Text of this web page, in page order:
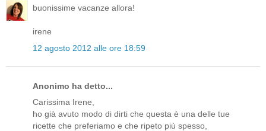
buonissime vacanze allora!
irene
12 agosto 2012 alle ore 18:59
Anonimo ha detto...
Carissima Irene,
ho già avuto modo di dirti che questa è una delle tue
ricette che preferiamo e che ripeto più spesso,